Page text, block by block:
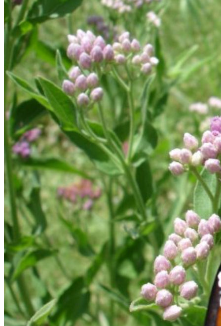
BOEKEN EN BROCHURES
ABC
AGENDA
WIE BEN IK? + CONTACT
ENGLISH
ENGLISH SERIES